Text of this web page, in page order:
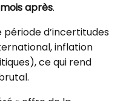
mois après.
période d’incertitudes
inflation
ce qui rend